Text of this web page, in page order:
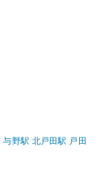
与野駅 北戸田駅 戸田